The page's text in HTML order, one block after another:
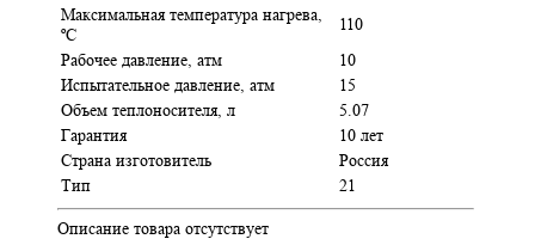
Максимальная температура нагрева,
ºC
110
Рабочее давление, атм
10
Испытательное давление, атм
15
Объем теплоносителя, л
5.07
Гарантия
10 лет
Страна изготовитель
Россия
Тип
21
Описание товара отсутствует